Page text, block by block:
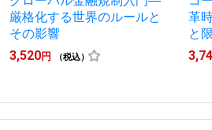
厳格化する世界のルールと
その影響
3,520円 （税込）
革
と